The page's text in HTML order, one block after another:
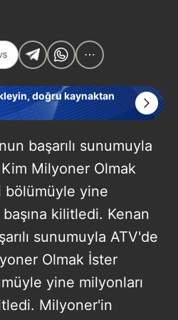
doğru kaynaktan
başarılı sunumuyla
Milyoner Olmak
bölümüyle yine
başına kilitledi. Kenan
sunumuyla ATV'de
Olmak İster
yine milyonları
Milyoner'in